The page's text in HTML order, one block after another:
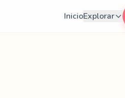
InicioExplorar